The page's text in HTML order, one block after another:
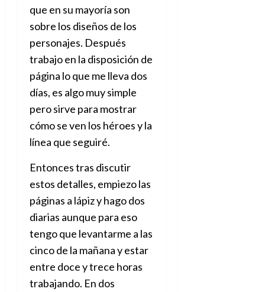
que en su mayoría son
sobre los diseños de los
personajes. Después
trabajo en la disposición de
página lo que me lleva dos
días, es algo muy simple
pero sirve para mostrar
cómo se ven los héroes y la
línea que seguiré.
Entonces tras discutir
estos detalles, empiezo las
páginas a lápiz y hago dos
diarias aunque para eso
tengo que levantarme a las
cinco de la mañana y estar
entre doce y trece horas
trabajando. En dos